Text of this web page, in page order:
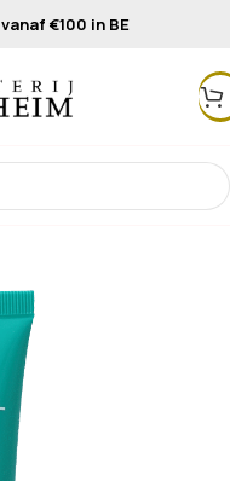
€100 in BE